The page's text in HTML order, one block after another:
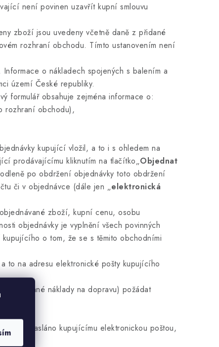
není povinen uzavřít kupní smlouvu
zboží jsou uvedeny včetně daně z přidané
rozhraní obchodu. Tímto ustanovením není
o nákladech spojených s balením a
území České republiky.
obsahuje zejména informace o:
rozhraní obchodu),
kupující vložil, a to i s ohledem na
prodávajícímu kliknutím na tlačítko„Objednat
po obdržení objednávky toto obdržení
či v objednávce (dále jen „elektronická
zboží, kupní cenu, osobu
objednávky je vyplnění všech povinných
o tom, že se s těmito obchodními
na adresu elektronické pošty kupujícího
náklady na dopravu) požádat
zasláno kupujícímu elektronickou poštou,